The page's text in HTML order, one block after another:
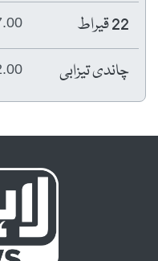
22 قیراط
چاندی تیزابی